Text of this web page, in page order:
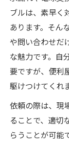
ブルは、素早く
あります。そん
や問い合わせだ
な魅力です。自
要ですが、便利
駆けつけてくれ
依頼の際は、現
ることで、適切
らうことが可能